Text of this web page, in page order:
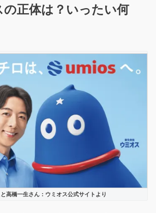
の正体は？いったい何
高橋一生さん：ウミオス公式サイトより